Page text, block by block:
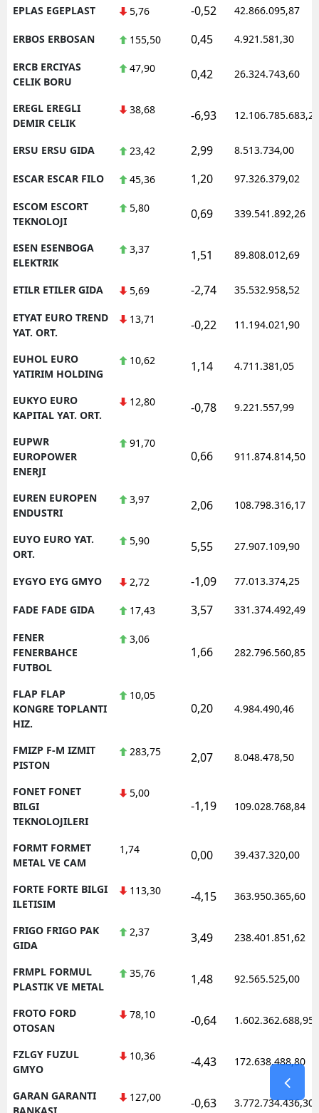
EPLAS EGEPLAST 5,76 -0,52 42.866.095,87
ERBOS ERBOSAN 155,50 0,45 4.921.581,30
ERCB ERCIYAS
CELIK BORU
47,90 0,42 26.324.743,60
EREGL EREGLI
DEMIR CELIK
38,68 -6,93 12.106.785.683,20
ERSU ERSU GIDA 23,42 2,99 8.513.734,00
ESCAR ESCAR FILO 45,36 1,20 97.326.379,02
ESCOM ESCORT
TEKNOLOJI
5,80 0,69 339.541.892,26
ESEN ESENBOGA
ELEKTRIK
3,37 1,51 89.808.012,69
ETILR ETILER GIDA 5,69 -2,74 35.532.958,52
ETYAT EURO TREND
YAT. ORT.
13,71 -0,22 11.194.021,90
EUHOL EURO
YATIRIM HOLDING
10,62 1,14 4.711.381,05
EUKYO EURO
KAPITAL YAT. ORT.
12,80 -0,78 9.221.557,99
EUPWR
EUROPOWER
ENERJI
91,70
0,66 911.874.814,50
EUREN EUROPEN
ENDUSTRI
3,97 2,06 108.798.316,17
EUYO EURO YAT.
ORT.
5,90 5,55 27.907.109,90
EYGYO EYG GMYO 2,72 -1,09 77.013.374,25
FADE FADE GIDA 17,43 3,57 331.374.492,49
FENER
FENERBAHCE
FUTBOL
3,06
1,66 282.796.560,85
FLAP FLAP
KONGRE TOPLANTI
HIZ.
10,05
0,20 4.984.490,46
FMIZP F-M IZMIT
PISTON
283,75 2,07 8.048.478,50
FONET FONET
BILGI
TEKNOLOJILERI
5,00
-1,19 109.028.768,84
FORMT FORMET
METAL VE CAM
1,74 0,00 39.437.320,00
FORTE FORTE BILGI
ILETISIM
113,30 -4,15 363.950.365,60
FRIGO FRIGO PAK
GIDA
2,37 3,49 238.401.851,62
FRMPL FORMUL
PLASTIK VE METAL
35,76 1,48 92.565.525,00
FROTO FORD
OTOSAN
78,10 -0,64 1.602.362.688,95
FZLGY FUZUL
GMYO
10,36 -4,43 172.638.488,80
GARAN GARANTI
BANKASI
127,00 -0,63 3.772.734.436,30